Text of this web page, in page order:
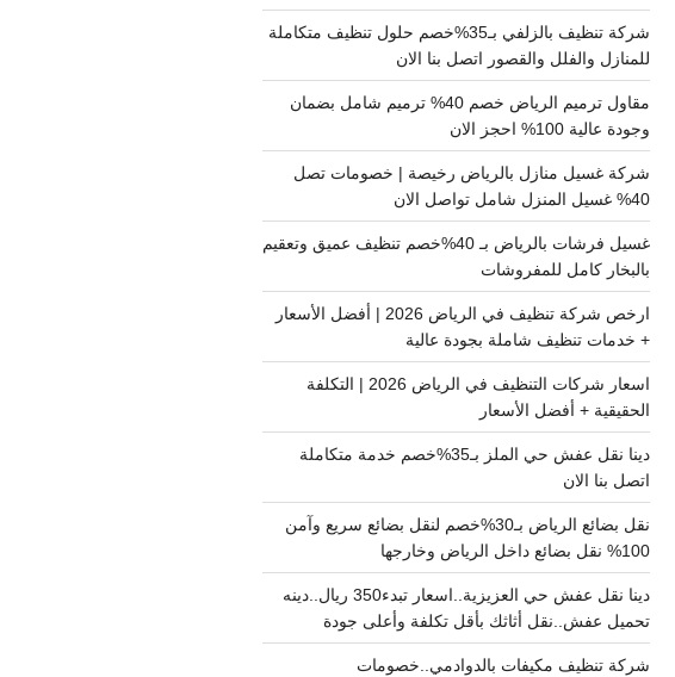
شركة تنظيف بالزلفي بـ35%خصم حلول تنظيف متكاملة
للمنازل والفلل والقصور اتصل بنا الان
مقاول ترميم الرياض خصم 40% ترميم شامل بضمان
وجودة عالية 100% احجز الان
شركة غسيل منازل بالرياض رخيصة | خصومات تصل
40% غسيل المنزل شامل تواصل الان
غسيل فرشات بالرياض بـ 40%خصم تنظيف عميق وتعقيم
بالبخار كامل للمفروشات
ارخص شركة تنظيف في الرياض 2026 | أفضل الأسعار
+ خدمات تنظيف شاملة بجودة عالية
اسعار شركات التنظيف في الرياض 2026 | التكلفة
الحقيقية + أفضل الأسعار
دينا نقل عفش حي الملز بـ35%خصم خدمة متكاملة
اتصل بنا الان
نقل بضائع الرياض بـ30%خصم لنقل بضائع سريع وآمن
100% نقل بضائع داخل الرياض وخارجها
دينا نقل عفش حي العزيزية..اسعار تبدء350 ريال..دينه
تحميل عفش..نقل أثاثك بأقل تكلفة وأعلى جودة
شركة تنظيف مكيفات بالدوادمي..خصومات